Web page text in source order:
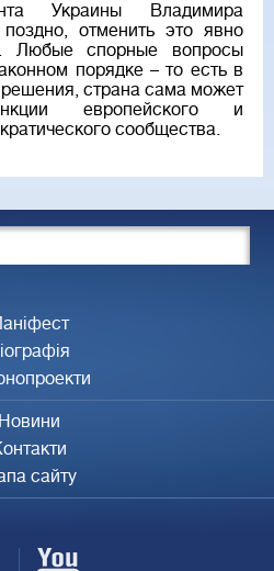
Украины Владимира
отменить это явно
Любые спорные вопросы
порядке – то есть в
страна сама может
европейского и
сообщества.
Новини
сайту